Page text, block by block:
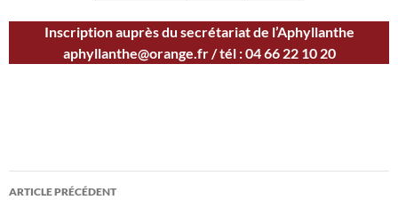
Inscription auprès du secrétariat de l’Aphyllanthe
aphyllanthe@orange.fr / tél : 04 66 22 10 20
Navigation
ARTICLE PRÉCÉDENT